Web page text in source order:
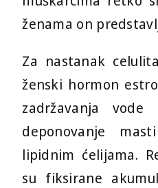
ženama on
Za nastanak
ženski hormon
zadržavanja
deponovanje
lipidnim ćelijama.
su fiksirane